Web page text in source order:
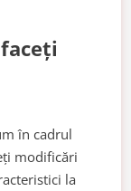
în cadrul
modificări
la